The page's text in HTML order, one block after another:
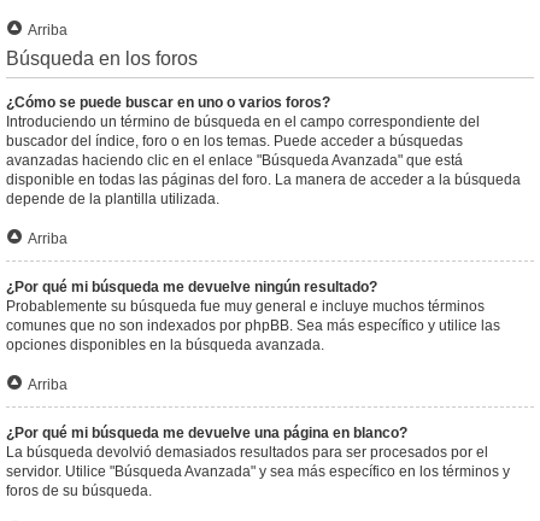
Arriba
Búsqueda en los foros
¿Cómo se puede buscar en uno o varios foros?
Introduciendo un término de búsqueda en el campo correspondiente del
buscador del índice, foro o en los temas. Puede acceder a búsquedas
avanzadas haciendo clic en el enlace "Búsqueda Avanzada" que está
disponible en todas las páginas del foro. La manera de acceder a la búsqueda
depende de la plantilla utilizada.
Arriba
¿Por qué mi búsqueda me devuelve ningún resultado?
Probablemente su búsqueda fue muy general e incluye muchos términos
comunes que no son indexados por phpBB. Sea más específico y utilice las
opciones disponibles en la búsqueda avanzada.
Arriba
¿Por qué mi búsqueda me devuelve una página en blanco?
La búsqueda devolvió demasiados resultados para ser procesados por el
servidor. Utilice "Búsqueda Avanzada" y sea más específico en los términos y
foros de su búsqueda.